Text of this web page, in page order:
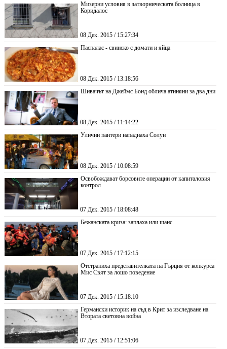
Мизерни условия в затворническата болница в
Коридалос
08 Дек. 2015 / 15:27:34
Паспалас - свинско с домати и яйца
08 Дек. 2015 / 13:18:56
Шивачът на Джеймс Бонд облича атиняни за два дни
08 Дек. 2015 / 11:14:22
Улични пантери нападнаха Солун
08 Дек. 2015 / 10:08:59
Освобождават борсовите операции от капиталовия
контрол
07 Дек. 2015 / 18:08:48
Бежанската криза: заплаха или шанс
07 Дек. 2015 / 17:12:15
Отстраниха представителката на Гърция от конкурса
Мис Свят за лошо поведение
07 Дек. 2015 / 15:18:10
Германски историк на съд в Крит за изследване на
Втората световна война
07 Дек. 2015 / 12:51:06